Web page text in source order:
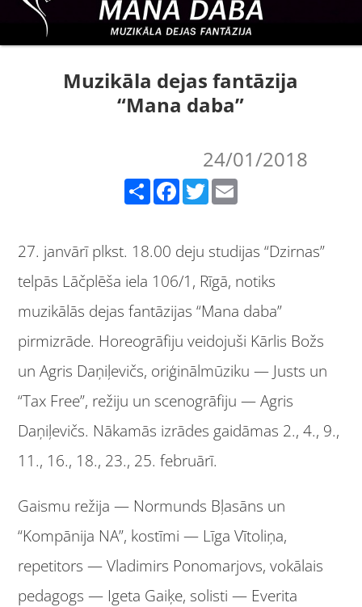
Muzikāla dejas fantāzija
“Mana daba”
24/01/2018
Facebook Twitter
27. janvārī plkst. 18.00 deju studijas “Dzirnas”
telpās Lāčplēša iela 106/1, Rīgā, notiks
muzikālās dejas fantāzijas “Mana daba”
pirmizrāde. Horeogrāfiju veidojuši Kārlis Božs
un Agris Daņiļevičs, oriģinālmūziku — Justs un
“Tax Free”, režiju un scenogrāfiju — Agris
Daņiļevičs. Nākamās izrādes gaidāmas 2., 4., 9.,
11., 16., 18., 23., 25. februārī.
Gaismu režija — Normunds Bļasāns un
“Kompānija NA”, kostīmi — Līga Vītoliņa,
repetitors — Vladimirs Ponomarjovs, vokālais
pedagogs — Igeta Gaiķe, solisti — Everita